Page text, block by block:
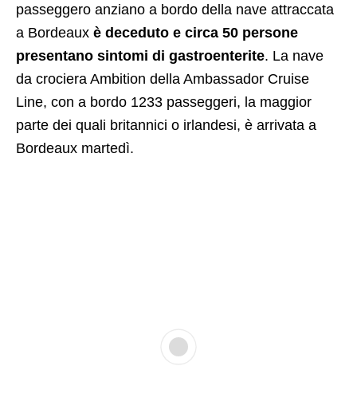
passeggero anziano a bordo della nave attraccata
a Bordeaux è deceduto e circa 50 persone
presentano sintomi di gastroenterite. La nave
da crociera Ambition della Ambassador Cruise
Line, con a bordo 1233 passeggeri, la maggior
parte dei quali britannici o irlandesi, è arrivata a
Bordeaux martedì.